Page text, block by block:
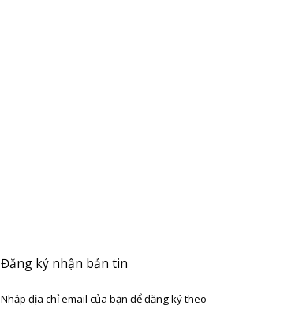
Đăng ký nhận bản tin
Nhập địa chỉ email của bạn để đăng ký theo